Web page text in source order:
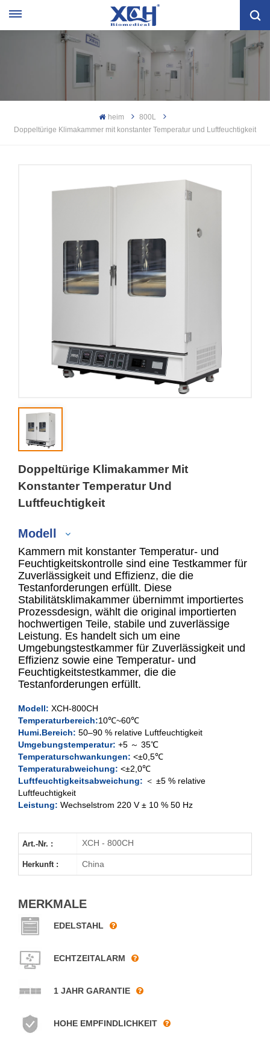
heim
800L
Doppeltürige Klimakammer mit konstanter Temperatur und Luftfeuchtigkeit
Doppeltürige Klimakammer Mit
Konstanter Temperatur Und
Luftfeuchtigkeit
Modell
800L
1000L
Kammern mit konstanter Temperatur- und
Feuchtigkeitskontrolle sind eine Testkammer für
Zuverlässigkeit und Effizienz, die die
Testanforderungen erfüllt. Diese
Stabilitätsklimakammer übernimmt importiertes
Prozessdesign, wählt die original importierten
hochwertigen Teile, stabile und zuverlässige
Leistung. Es handelt sich um eine
Umgebungstestkammer für Zuverlässigkeit und
Effizienz sowie eine Temperatur- und
Feuchtigkeitstestkammer, die die
Testanforderungen erfüllt.
Modell: XCH-800CH
Temperaturbereich:10℃~60℃
Humi.Bereich: 50–90 % relative Luftfeuchtigkeit
Umgebungstemperatur: +5 ～ 35℃
Temperaturschwankungen: <±0,5℃
Temperaturabweichung: <±2,0℃
Luftfeuchtigkeitsabweichung: ＜ ±5 % relative
Luftfeuchtigkeit
Leistung: Wechselstrom 220 V ± 10 % 50 Hz
Art.-Nr. : XCH - 800CH
Herkunft : China
MERKMALE
EDELSTAHL
ECHTZEITALARM
1 JAHR GARANTIE
HOHE EMPFINDLICHKEIT